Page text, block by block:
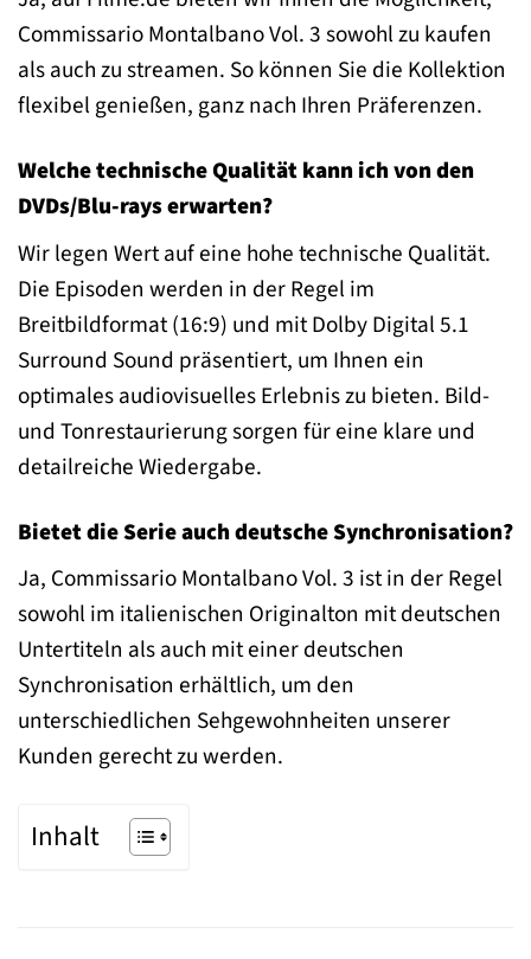
Commissario Montalbano Vol. 3 sowohl zu kaufen
als auch zu streamen. So können Sie die Kollektion
flexibel genießen, ganz nach Ihren Präferenzen.
Welche technische Qualität kann ich von den
DVDs/Blu-rays erwarten?
Wir legen Wert auf eine hohe technische Qualität.
Die Episoden werden in der Regel im
Breitbildformat (16:9) und mit Dolby Digital 5.1
Surround Sound präsentiert, um Ihnen ein
optimales audiovisuelles Erlebnis zu bieten. Bild-
und Tonrestaurierung sorgen für eine klare und
detailreiche Wiedergabe.
Bietet die Serie auch deutsche Synchronisation?
Ja, Commissario Montalbano Vol. 3 ist in der Regel
sowohl im italienischen Originalton mit deutschen
Untertiteln als auch mit einer deutschen
Synchronisation erhältlich, um den
unterschiedlichen Sehgewohnheiten unserer
Kunden gerecht zu werden.
Inhalt